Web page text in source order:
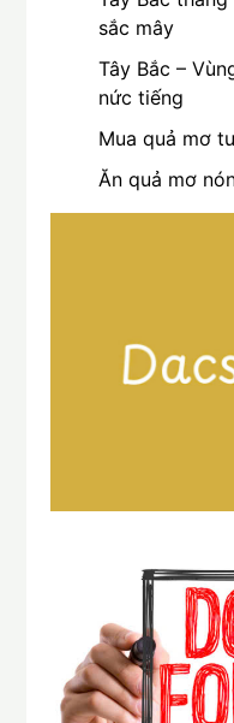
sắc mây
Tây Bắc –
nức tiếng
Mua quả mơ
Ăn quả mơ